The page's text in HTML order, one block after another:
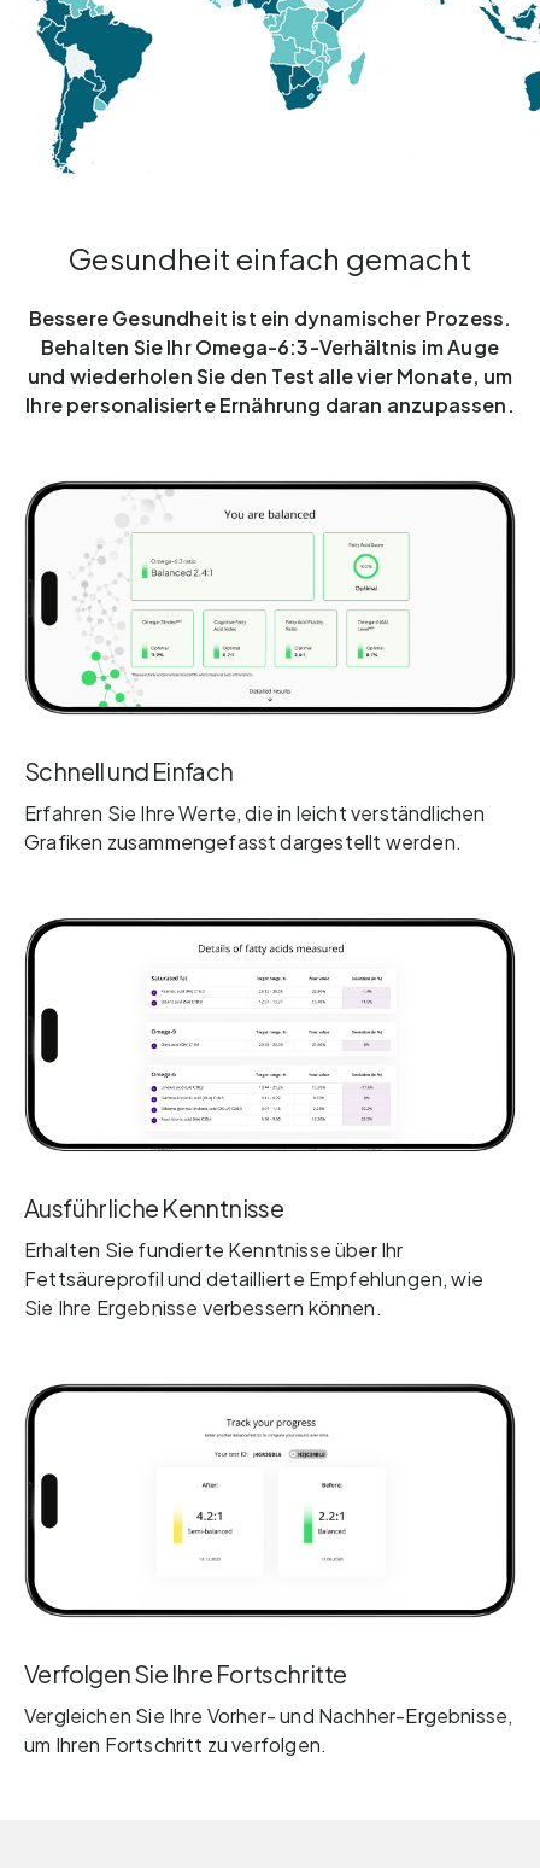
Gesundheit einfach gemacht
Bessere Gesundheit ist ein dynamischer Prozess.
Behalten Sie Ihr Omega-6:3-Verhältnis im Auge
und wiederholen Sie den Test alle vier Monate, um
Ihre personalisierte Ernährung daran anzupassen.
Schnell und Einfach
Erfahren Sie Ihre Werte, die in leicht verständlichen
Grafiken zusammengefasst dargestellt werden.
Ausführliche Kenntnisse
Erhalten Sie fundierte Kenntnisse über Ihr
Fettsäureprofil und detaillierte Empfehlungen, wie
Sie Ihre Ergebnisse verbessern können.
Verfolgen Sie Ihre Fortschritte
Vergleichen Sie Ihre Vorher- und Nachher-Ergebnisse,
um Ihren Fortschritt zu verfolgen.